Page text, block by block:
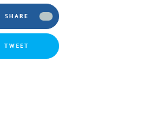
SHARE
TWEET